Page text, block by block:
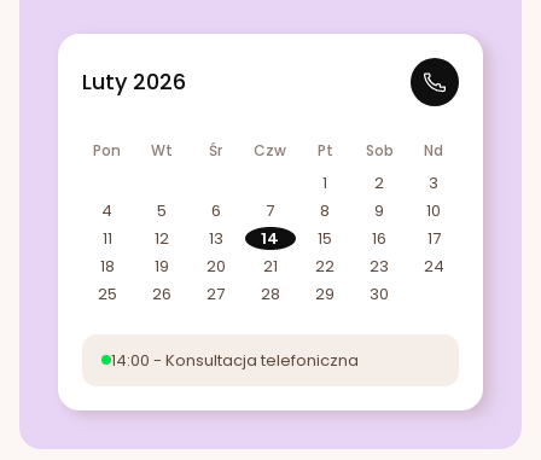
Luty 2026
Pon Wt Śr Czw Pt Sob Nd
1 2
3
4
5 6 7 8 9
10
11
12 13 14 15 16
17
18
19 20 21 22 23
24
25
26 27 28 29 30
14:00 - Konsultacja telefoniczna